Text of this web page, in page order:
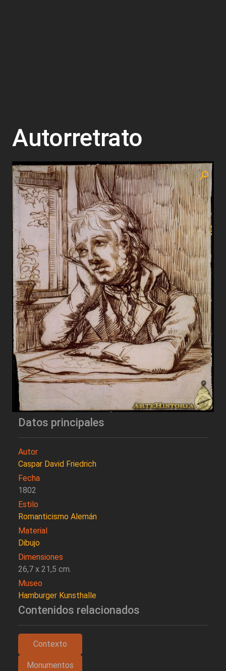
Autorretrato
Datos principales
Autor
Caspar David Friedrich
Fecha
1802
Estilo
Romanticismo Alemán
Material
Dibujo
Dimensiones
26,7 x 21,5 cm.
Museo
Hamburger Kunsthalle
Contenidos relacionados
Contexto
Monumentos